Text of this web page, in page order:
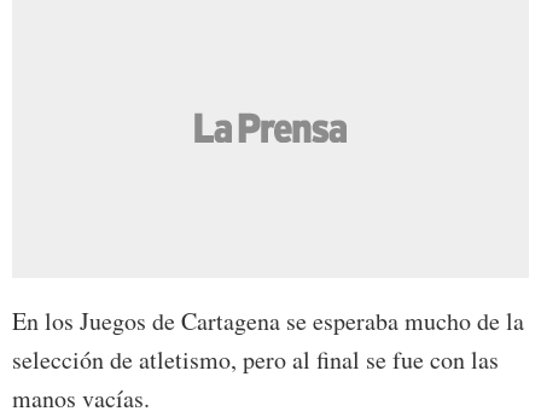
En los Juegos de Cartagena se esperaba mucho de la
selección de atletismo, pero al final se fue con las
manos vacías.